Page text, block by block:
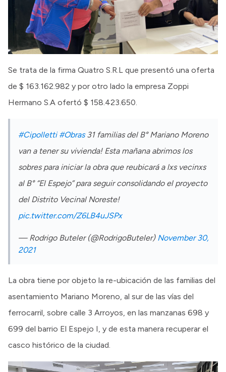
Se trata de la firma Quatro S.R.L que presentó una oferta
de $ 163.162.982 y por otro lado la empresa Zoppi
Hermano S.A ofertó $ 158.423.650.
#Cipolletti #Obras31 familias del B° Mariano Moreno
van a tener su vivienda! Esta mañana abrimos los
sobres para iniciar la obra que reubicará a lxs vecinxs
al B° “El Espejo” para seguir consolidando el proyecto
del Distrito Vecinal Noreste!
pic.twitter.com/Z6LB4uJSPx
— Rodrigo Buteler (@RodrigoButeler) November 30,
2021
La obra tiene por objeto la re-ubicación de las familias del
asentamiento Mariano Moreno, al sur de las vías del
ferrocarril, sobre calle 3 Arroyos, en las manzanas 698 y
699 del barrio El Espejo I, y de esta manera recuperar el
casco histórico de la ciudad.